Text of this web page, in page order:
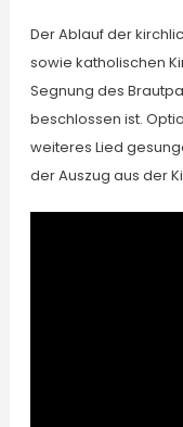
Der Ablauf der
sowie katholischen
Segnung des
beschlossen ist.
weiteres Lied
der Auszug aus der